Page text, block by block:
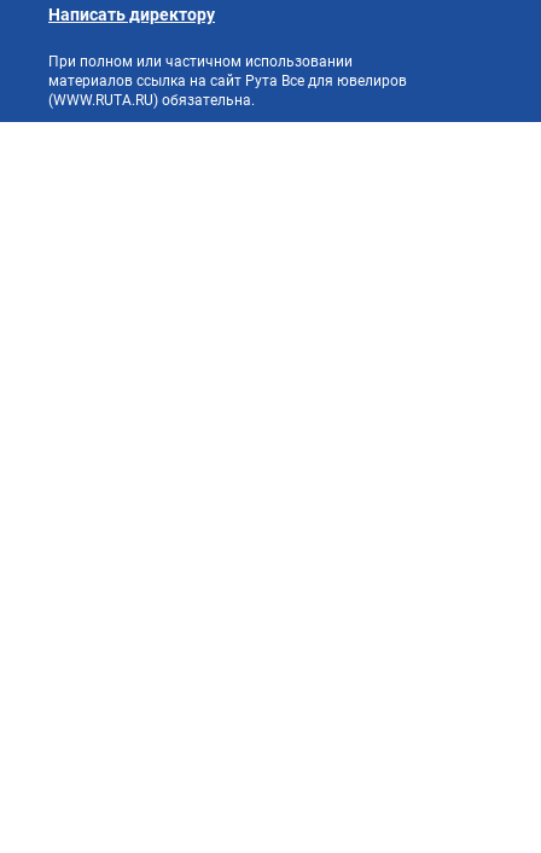
Написать директору
При полном или частичном использовании
материалов ссылка на сайт Рута Все для ювелиров
(WWW.RUTA.RU) обязательна.